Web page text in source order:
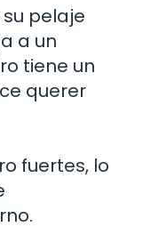
pelaje
a un
tiene un
querer
fuertes, lo